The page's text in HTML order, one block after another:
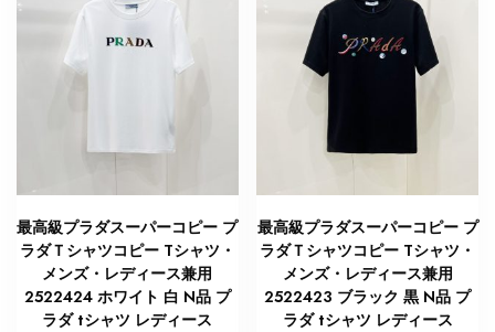
最高級プラダスーパーコピー プ
ラダＴシャツコピー Tシャツ・
メンズ・レディース兼用
2522424 ホワイト 白 N品 プ
ラダ tシャツ レディース
最高級プラダスーパーコピー プ
ラダＴシャツコピー Tシャツ・
メンズ・レディース兼用
2522423 ブラック 黒 N品 プ
ラダ tシャツ レディース